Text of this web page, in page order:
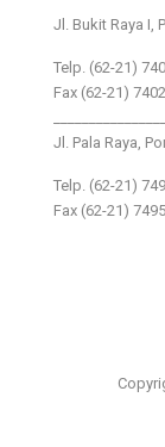
Jl. Bukit Raya I,
Telp. (62-21)
Fax (62-21)
Jl. Pala Raya,
Telp. (62-21)
Fax (62-21)